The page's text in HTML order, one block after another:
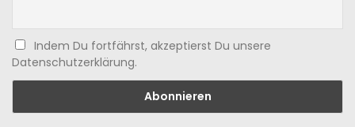
Indem Du fortfährst, akzeptierst Du unsere
Datenschutzerklärung.